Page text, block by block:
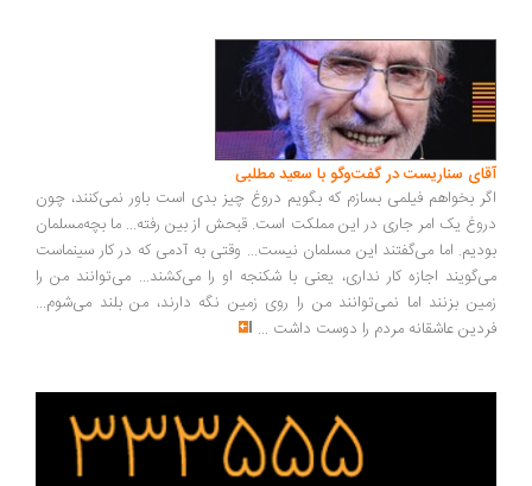
سناریست در گفت‌وگو با سعید مطلبی
بخواهم فیلمی بسازم که بگویم دروغ چیز بدی است باور نمی‌کنند، چون
یک امر جاری در این مملکت است. قبحش از بین رفته... ما بچه‌مسلمان
اما می‌گفتند این مسلمان نیست... وقتی به آدمی که در کار سینماست
اجازه کار نداری، یعنی با شکنجه او را می‌کشند... می‌توانند من را
بزنند اما نمی‌توانند من را روی زمین نگه دارند، من بلند می‌شوم...
عاشقانه مردم را دوست داشت ...